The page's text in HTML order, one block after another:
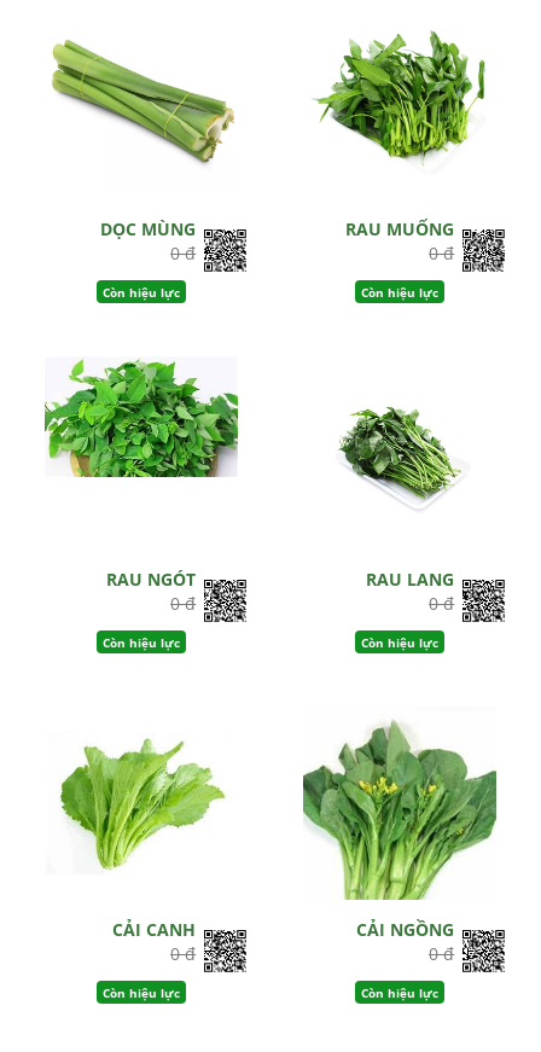
DỌC MÙNG
0 đ
Còn hiệu lực
RAU MUỐNG
0 đ
Còn hiệu lực
RAU NGÓT
0 đ
Còn hiệu lực
RAU LANG
0 đ
Còn hiệu lực
CẢI CANH
0 đ
Còn hiệu lực
CẢI NGỒNG
0 đ
Còn hiệu lực